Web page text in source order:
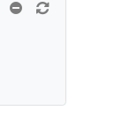
댓글창 늘이기
댓글창 줄이기